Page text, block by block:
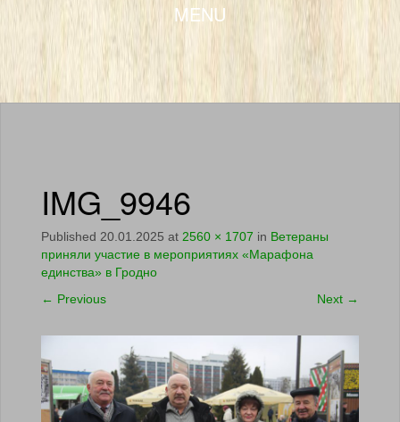
MENU
SKIP TO CONTENT
IMG_9946
Published 20.01.2025 at 2560 × 1707 in Ветераны
приняли участие в мероприятиях «Марафона
единства» в Гродно
← Previous Next →